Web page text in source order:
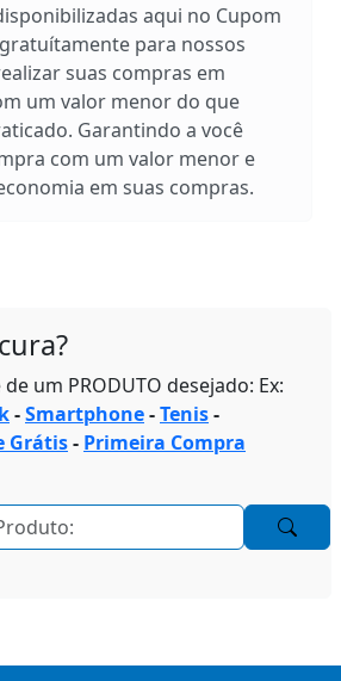
aqui no Cupom
para nossos
suas compras em
um valor menor do que
Garantindo a você
com um valor menor e
em suas compras.
um PRODUTO desejado: Ex:
-Smartphone-Tenis-
Grátis- Primeira Compra